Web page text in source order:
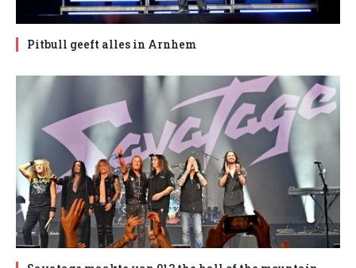
Pitbull geeft alles in Arnhem